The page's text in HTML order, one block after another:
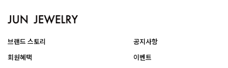
브랜드 스토리
공지사항
회원혜택
이벤트